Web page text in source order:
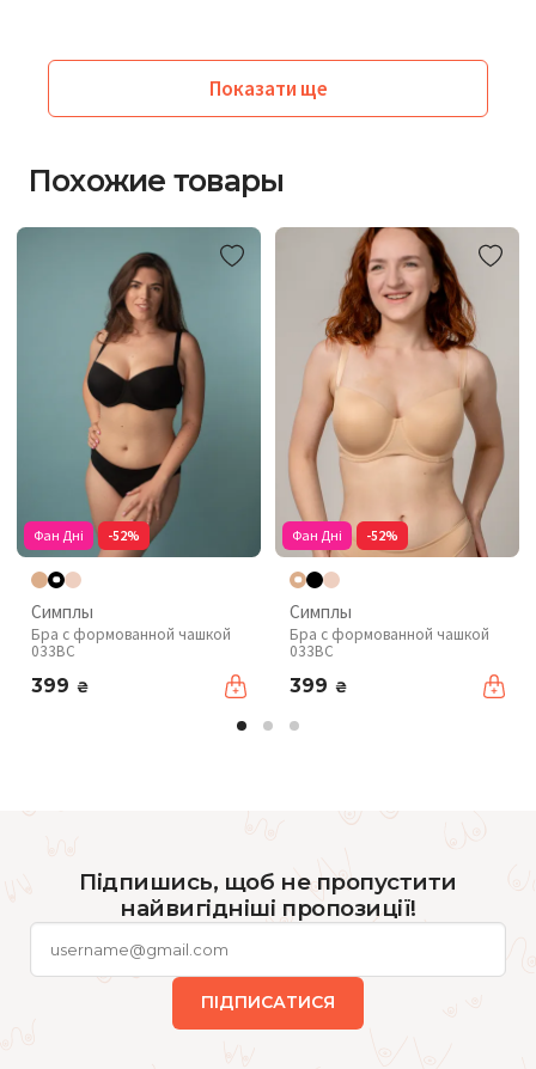
Показати ще
Похожие товары
Фан Дні -52%
Симплы
Бра с формованной чашкой
033BC
399 ₴
Фан Дні -52%
Симплы
Бра с формованной чашкой
033BC
399 ₴
Підпишись, щоб не пропустити
найвигідніші пропозиції!
ПІДПИСАТИСЯ